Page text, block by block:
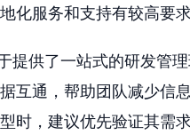
化服务和支持有较高要求
提供了一站式的研发管
互通，帮助团队减少信
时，建议优先验证其需